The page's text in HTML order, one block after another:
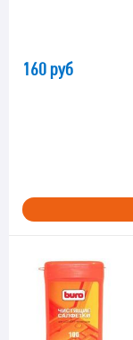
160 руб